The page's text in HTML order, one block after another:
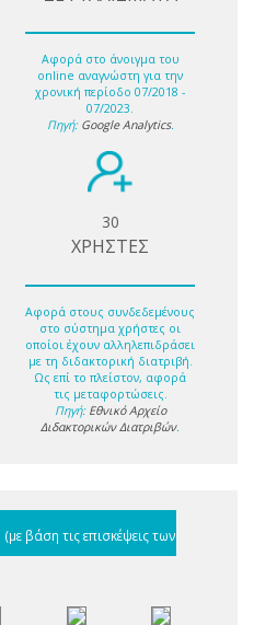
Αφορά στο άνοιγμα του
online αναγνώστη για την
χρονική περίοδο 07/2018 -
07/2023.
Πηγή: Google Analytics.
30
ΧΡΗΣΤΕΣ
Αφορά στους συνδεδεμένους
στο σύστημα χρήστες οι
οποίοι έχουν αλληλεπιδράσει
με τη διδακτορική διατριβή.
Ως επί το πλείστον, αφορά
τις μεταφορτώσεις.
Πηγή: Εθνικό Αρχείο
Διδακτορικών Διατριβών.
(με βάση τις επισκέψεις των